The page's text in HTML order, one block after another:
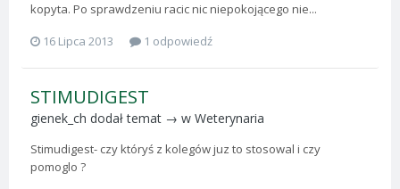
kopyta. Po sprawdzeniu racic nic niepokojącego nie...
16 Lipca 2013
1 odpowiedź
STIMUDIGEST
gienek_ch dodał temat → w Weterynaria
Stimudigest- czy któryś z kolegów juz to stosowal i czy
pomoglo ?